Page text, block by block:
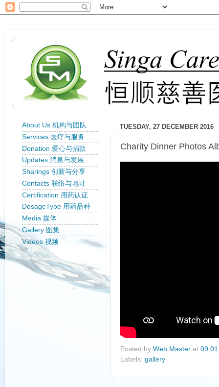
TUESDAY, 27 DECEMBER 2016
Charity Dinner Photos
Posted by Web Master at 09:01
Labels: gallery
About Us 机构与团队
Services 医疗与服务
Donation 爱心与捐款
Updates 消息与发展
Sharings 创新与分享
Contacts 联络与地址
Certification 用药认证
DosageType 用药品种
Media 媒体
Gallery 图集
Videos 视频